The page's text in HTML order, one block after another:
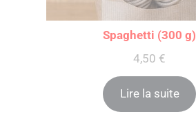
Spaghetti (300 g)
4,50 €
Lire la suite